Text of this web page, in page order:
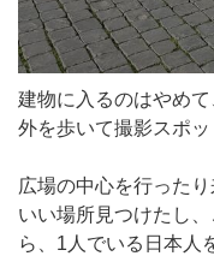
建物に入るのはやめて
外を歩いて撮影スポ
広場の中心を行ったり
いい場所見つけたし
ら、1人でいる日本人